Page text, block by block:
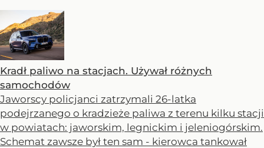
Kradł paliwo na stacjach. Używał różnych
samochodów
Jaworscy policjanci zatrzymali 26-latka
podejrzanego o kradzieże paliwa z terenu kilku stacji
w powiatach: jaworskim, legnickim i jeleniogórskim.
Schemat zawsze był ten sam - kierowca tankował